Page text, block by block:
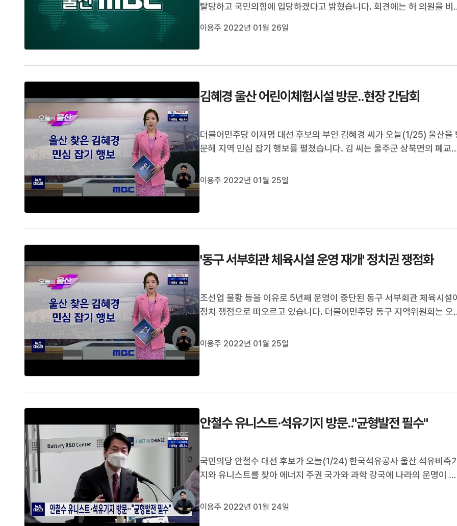
탈당하고 국민의힘에 입당하겠다고 밝혔습니다. 회견에는 허 의원을 비
원장 등이 참석했습니다. 이들은 민주당에 변화의 조짐이나 의지가 보이
이용주 2022년 01월 26일
김혜경 울산 어린이체험시설 방문..현장 간담회
더불어민주당 이재명 대선 후보의 부인 김혜경 씨가 오늘(1/25) 울산을
문해 지역 민심 잡기 행보를 펼쳤습니다. 김 씨는 울주군 상북면의 폐교
등 놀이터 관계자와 학무모 등과 간담회을 열고 의견을 청취했습니다. 김
이용주 2022년 01월 25일
'동구 서부회관 체육시설 운영 재개' 정치권 쟁점화
조선업 불황 등을 이유로 5년째 운영이 중단된 동구 서부회관 체육시설
정치 쟁점으로 떠오르고 있습니다. 더불어민주당 동구 지역위원회는 오
육시설로 사용해달라고 제안했습니다. 국민의힘 동구 시·구의원은 울산시
이용주 2022년 01월 25일
안철수 유니스트·석유기지 방문.."균형발전 필수"
국민의당 안철수 대선 후보가 오늘(1/24) 한국석유공사 울산 석유비축기
지와 유니스트를 찾아 에너지 주권 국가와 과학 강국에 나라의 운명이 걸
의 즉석 질의응답에서 부울경 메가시티가 균형발전의 첫 모델이 될 것이
이용주 2022년 01월 24일